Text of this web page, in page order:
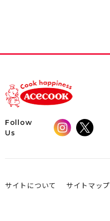
Follow
Us
サイトについて サイトマップ